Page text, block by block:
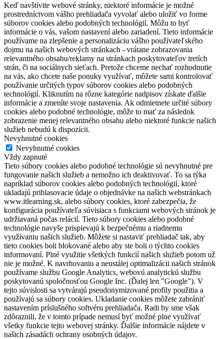
Keď navštívite webové stránky, niektoré informácie je možné
prostredníctvom vášho prehliadača vyvolať alebo uložiť vo forme
súborov cookies alebo podobných technológií. Môžu to byť
informácie o vás, vašom nastavení alebo zariadení. Tieto informácie
používame na zlepšenie a personalizáciu vášho používateľského
dojmu na našich webových stránkach - vrátane zobrazovania
relevantného obsahu/reklamy na stránkach poskytovateľov tretích
strán, či na sociálnych sieťach. Pretože chceme nechať rozhodnutie
na vás, ako chcete naše ponuky využívať, môžete sami kontrolovať
používanie určitých typov súborov cookies alebo podobných
technológií. Kliknutím na rôzne kategórie nadpisov získate ďalšie
informácie a zmeníte svoje nastavenia. Ak odmietnete určité súbory
cookies alebo podobné technológie, môže to mať za následok
zobrazenie menej relevantného obsahu alebo niektoré funkcie našich
služieb nebudú k dispozícii.
Nevyhnutné cookies
Nevyhnutné cookies
Vždy zapnuté
Tieto súbory cookies alebo podobné technológie sú nevyhnutné pre
fungovanie našich služieb a nemožno ich deaktivovať. To sa týka
napríklad súborov cookies alebo podobných technológií, ktoré
ukladajú prihlasovacie údaje o objednávke na našich webstránkach
www.itlearning.sk, alebo súbory cookies, ktoré zabezpečia, že
konfigurácia používateľa súvisiaca s funkciami webových stránok je
udržiavaná počas relácií. Tieto súbory cookies alebo podobné
technológie navyše prispievajú k bezpečnému a riadnemu
využívaniu našich služieb. Môžete si nastaviť prehliadač tak, aby
tieto cookies boli blokované alebo aby ste boli o týchto cookies
informovaní. Plné využitie všetkých funkcií našich služieb potom už
nie je možné. K navrhovaniu a neustálej optimalizácii našich stránok
používame službu Google Analytics, webovú analytickú službu
poskytovanú spoločnosťou Google Inc. (Ďalej len "Google"). V
tejto súvislosti sa vytvárajú pseudonymizované profily použitia a
používajú sa súbory cookies. Ukladanie cookies môžete zabrániť
nastavením príslušného softvéru prehliadača. Radi by sme však
zdôraznili, že v tomto prípade nemusí byť možné plne využívať
všetky funkcie tejto webovej stránky. Ďalšie informácie nájdete v
našich zásadách ochrany osobných údajov.